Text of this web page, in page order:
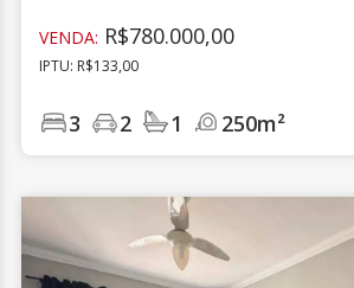
VENDA: R$780.000,00
IPTU: R$133,00
3 2 1 250m²